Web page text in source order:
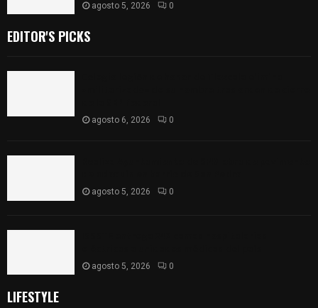
agosto 5, 2026 0
EDITOR'S PICKS
agosto 6, 2026 0
agosto 5, 2026 0
agosto 5, 2026 0
LIFESTYLE